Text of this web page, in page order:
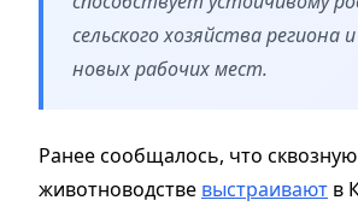
сельского хозяйства региона
новых рабочих мест.
Ранее сообщалось, что
животноводстве выстраивают в